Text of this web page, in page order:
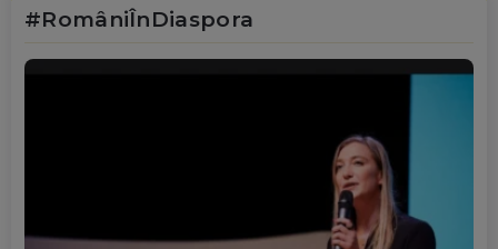
#RomâniÎnDiaspora